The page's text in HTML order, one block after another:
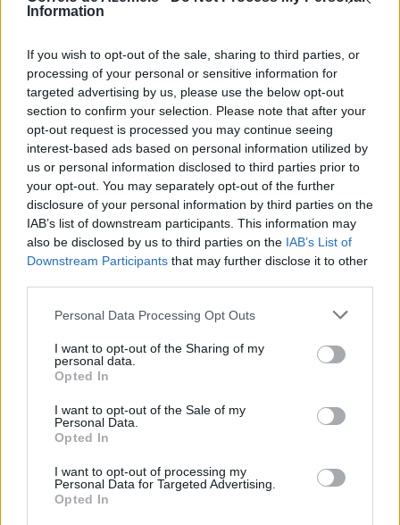
Information
If you wish to opt-out of the sale, sharing to third parties, or
processing of your personal or sensitive information for
targeted advertising by us, please use the below opt-out
section to confirm your selection. Please note that after your
opt-out request is processed you may continue seeing
interest-based ads based on personal information utilized by
us or personal information disclosed to third parties prior to
your opt-out. You may separately opt-out of the further
disclosure of your personal information by third parties on the
IAB’s list of downstream participants. This information may
also be disclosed by us to third parties on the IAB’s List of
Downstream Participants that may further disclose it to other
Personal Data Processing Opt Outs
I want to opt-out of the Sharing of my
personal data.
Opted In
I want to opt-out of the Sale of my
Personal Data.
Opted In
I want to opt-out of processing my
Personal Data for Targeted Advertising.
Opted In
Sopa à lavrador sucede ao êxito da do vidreiro
6/08/2026